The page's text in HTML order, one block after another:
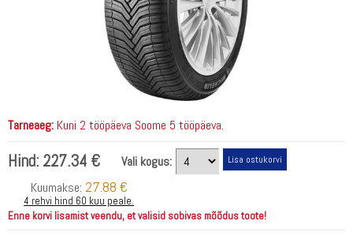
Tarneaeg: Kuni 2 tööpäeva Soome 5 tööpäeva.
Hind: 227.34 €
Vali kogus:
Kuumakse: 27.88 €
4 rehvi hind 60 kuu peale.
Enne korvi lisamist veendu, et valisid sobivas mõõdus toote!